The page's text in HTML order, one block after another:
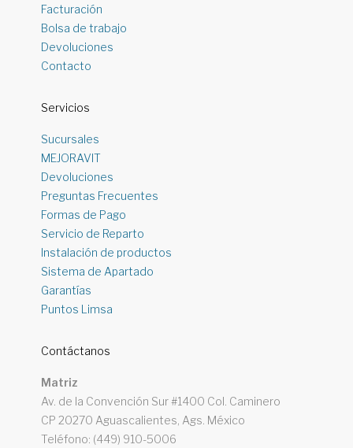
Facturación
Bolsa de trabajo
Devoluciones
Contacto
Servicios
Sucursales
MEJORAVIT
Devoluciones
Preguntas Frecuentes
Formas de Pago
Servicio de Reparto
Instalación de productos
Sistema de Apartado
Garantías
Puntos Limsa
Contáctanos
Matriz
Av. de la Convención Sur #1400 Col. Caminero
CP 20270 Aguascalientes, Ags. México
Teléfono: (449) 910-5006